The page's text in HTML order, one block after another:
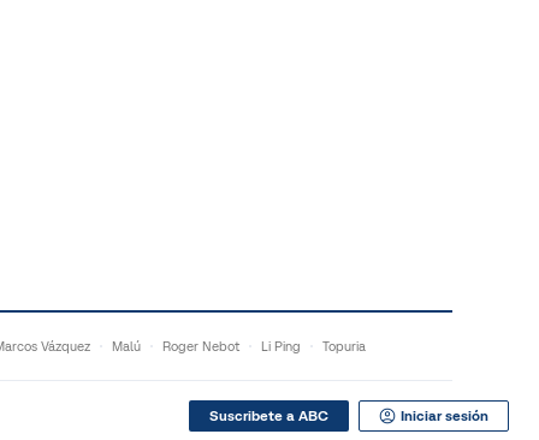
Vázquez Malú Roger Nebot Li Ping Topuria
Suscribete a ABC Iniciar sesión